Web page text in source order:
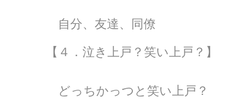
自分、友達、同僚
【４．泣き上戸？笑い上戸？】
どっちかっつと笑い上戸？